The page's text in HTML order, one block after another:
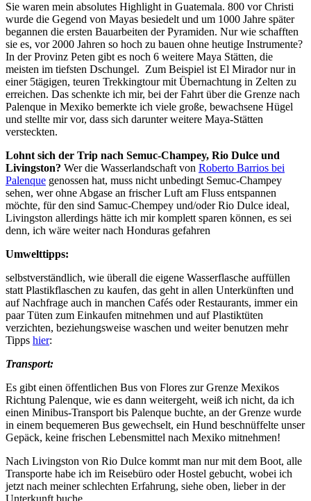
Sie waren mein absolutes Highlight in Guatemala. 800 vor Christi
wurde die Gegend von Mayas besiedelt und um 1000 Jahre später
begannen die ersten Bauarbeiten der Pyramiden. Nur wie schafften
sie es, vor 2000 Jahren so hoch zu bauen ohne heutige Instrumente?
In der Provinz Peten gibt es noch 6 weitere Maya Stätten, die
meisten im tiefsten Dschungel. Zum Beispiel ist El Mirador nur in
einer 5tägigen, teuren Trekkingtour mit Übernachtung in Zelten zu
erreichen. Das schenkte ich mir, bei der Fahrt über die Grenze nach
Palenque in Mexiko bemerkte ich viele große, bewachsene Hügel
und stellte mir vor, dass sich darunter weitere Maya-Stätten
versteckten.
Lohnt sich der Trip nach Semuc-Champey, Rio Dulce und
Livingston? Wer die Wasserlandschaft von Roberto Barrios bei
Palenque genossen hat, muss nicht unbedingt Semuc-Champey
sehen, wer ohne Abgase an frischer Luft am Fluss entspannen
möchte, für den sind Samuc-Chempey und/oder Rio Dulce ideal,
Livingston allerdings hätte ich mir komplett sparen können, es sei
denn, ich wäre weiter nach Honduras gefahren
Umwelttipps:
selbstverständlich, wie überall die eigene Wasserflasche auffüllen
statt Plastikflaschen zu kaufen, das geht in allen Unterkünften und
auf Nachfrage auch in manchen Cafés oder Restaurants, immer ein
paar Tüten zum Einkaufen mitnehmen und auf Plastiktüten
verzichten, beziehungsweise waschen und weiter benutzen mehr
Tipps hier:
Transport:
Es gibt einen öffentlichen Bus von Flores zur Grenze Mexikos
Richtung Palenque, wie es dann weitergeht, weiß ich nicht, da ich
einen Minibus-Transport bis Palenque buchte, an der Grenze wurde
in einem bequemeren Bus gewechselt, ein Hund beschnüffelte unser
Gepäck, keine frischen Lebensmittel nach Mexiko mitnehmen!
Nach Livingston von Rio Dulce kommt man nur mit dem Boot, alle
Transporte habe ich im Reisebüro oder Hostel gebucht, wobei ich
jetzt nach meiner schlechten Erfahrung, siehe oben, lieber in der